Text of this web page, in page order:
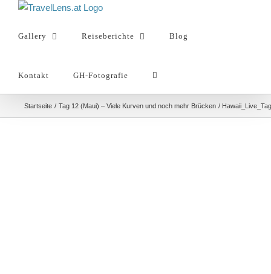
springenGallery Reiseberichte Blog
Kontakt GH-Fotografie
Startseite Tag 12 (Maui) – Viele Kurven und noch mehr Brücken